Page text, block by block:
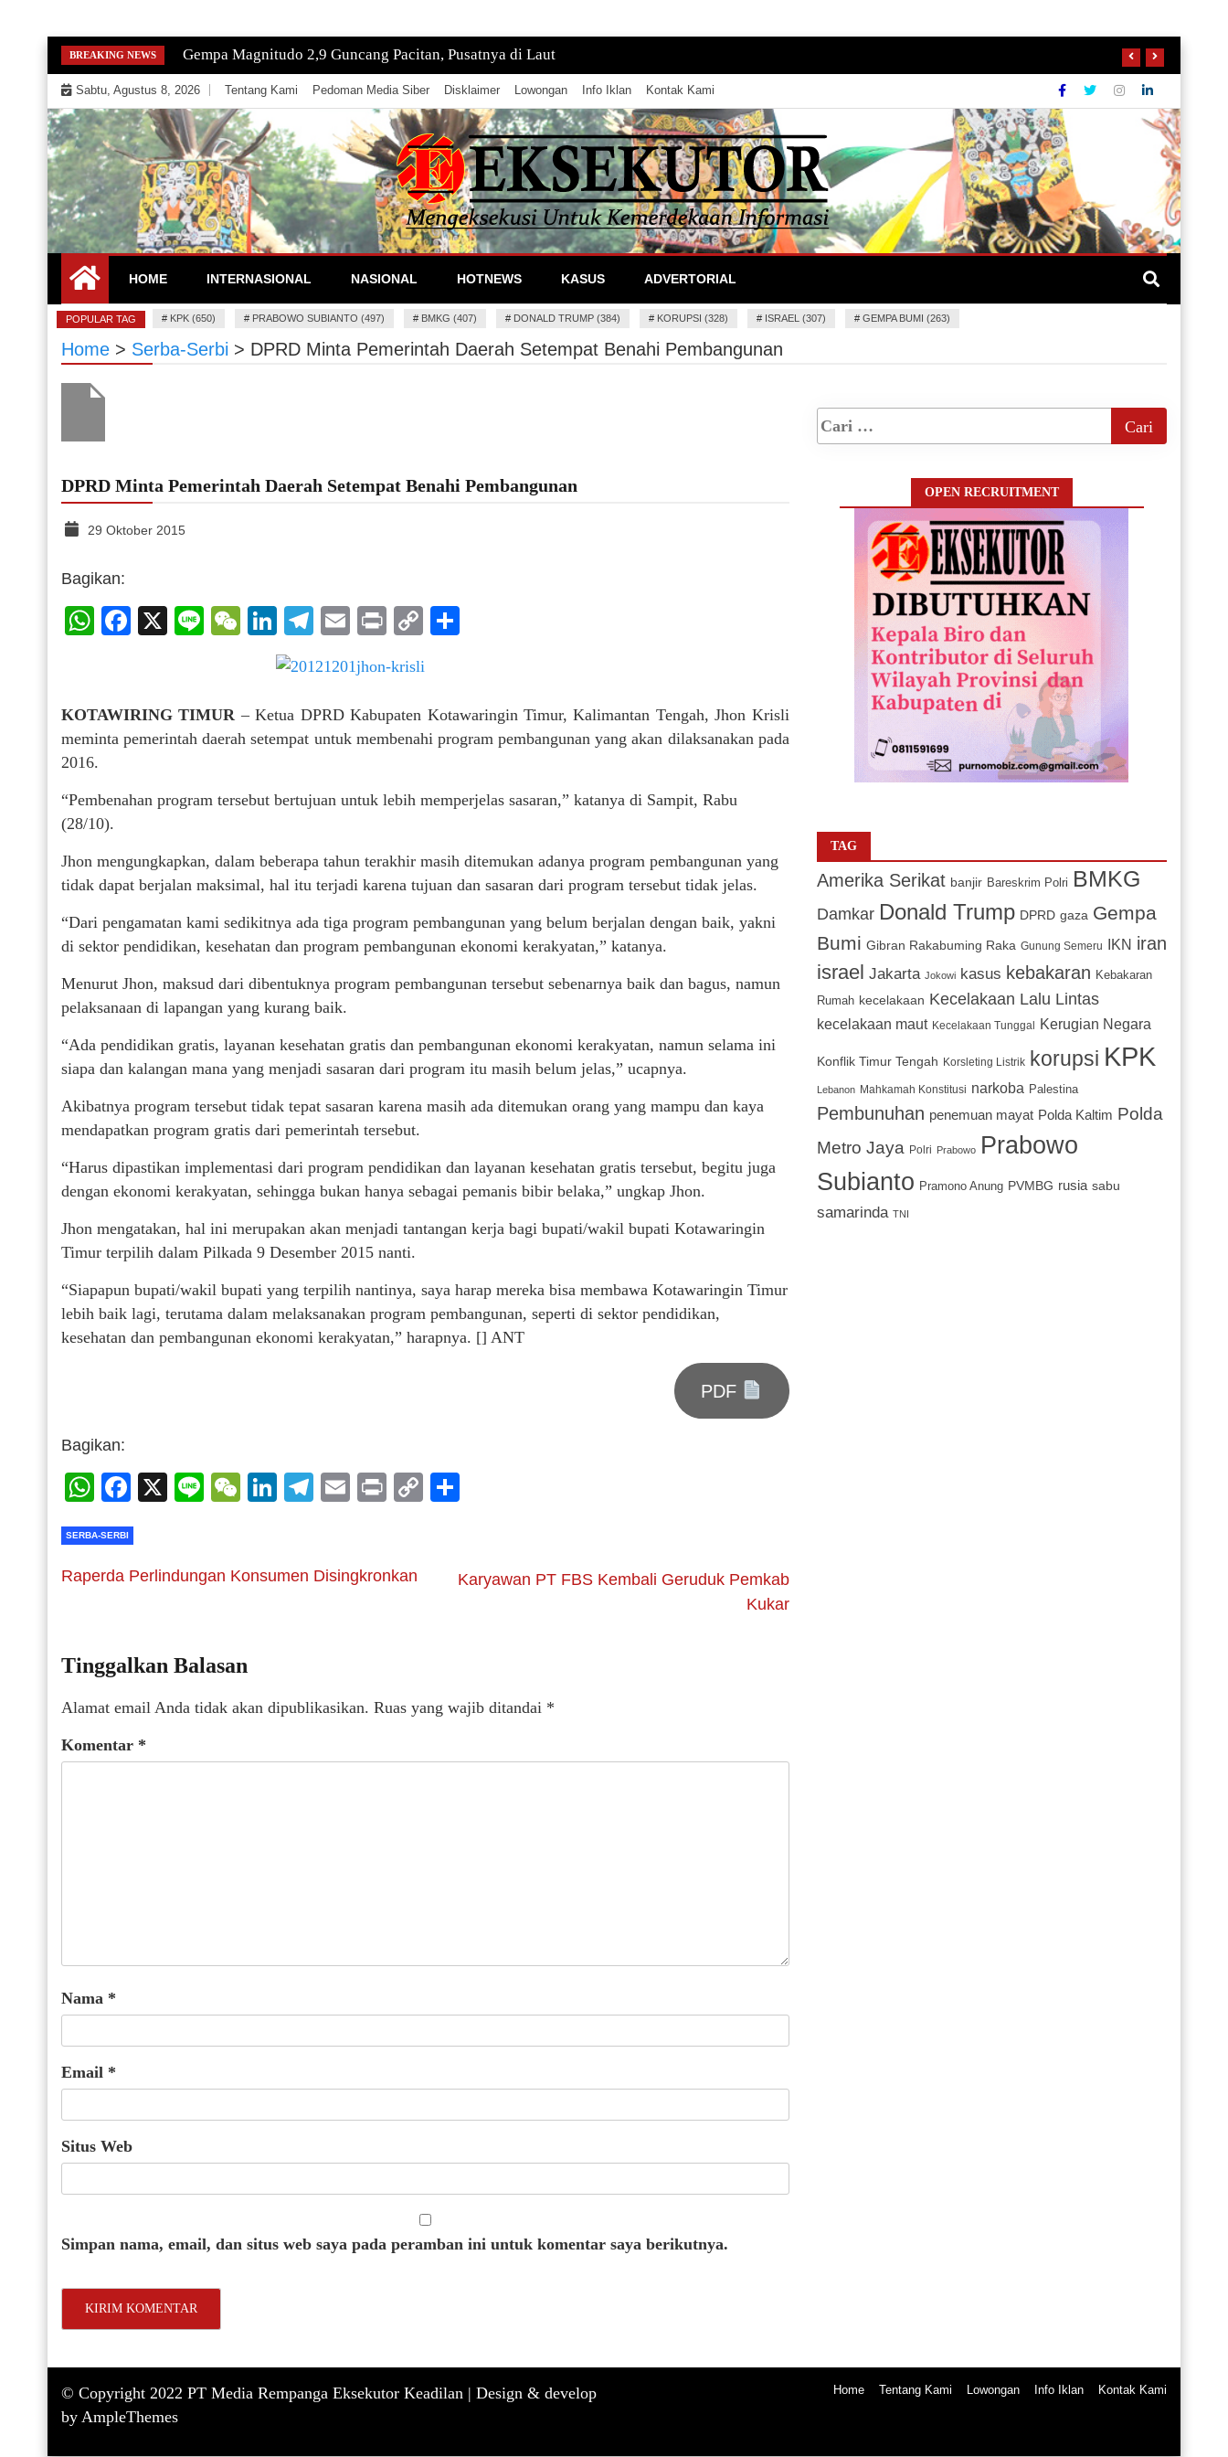
Skip
to
content
BREAKING NEWS Gempa Magnitudo 2,9 Guncang Pacitan, Pusatnya di Laut
Sabtu, Agustus 8, 2026 Tentang Kami Pedoman Media Siber Disklaimer Lowongan Info Iklan Kontak Kami
EKSEKUTOR
Mengeksekusi Berita Untuk Kemerdekaan dan Keadilan Informasi
HOME INTERNASIONAL NASIONAL HOTNEWS KASUS ADVERTORIAL
POPULAR TAG # KPK (650) # PRABOWO SUBIANTO (497) # BMKG (407) # DONALD TRUMP (384) # KORUPSI (328) # ISRAEL (307) # GEMPA BUMI (263)
Home > Serba-Serbi > DPRD Minta Pemerintah Daerah Setempat Benahi Pembangunan
DPRD Minta Pemerintah Daerah Setempat Benahi Pembangunan
29 Oktober 2015
Bagikan:
WhatsApp
Facebook
X LineWeChat
LinkedIn
Telegram
EmailPrintCopy
KOTAWIRING TIMUR – Ketua DPRD Kabupaten Kotawaringin Timur, Kalimantan Tengah, Jhon Krisli
meminta pemerintah daerah setempat untuk membenahi program pembangunan yang akan dilaksanakan pada
2016.
“Pembenahan program tersebut bertujuan untuk lebih memperjelas sasaran,” katanya di Sampit, Rabu
(28/10).
Jhon mengungkapkan, dalam beberapa tahun terakhir masih ditemukan adanya program pembangunan yang
tidak dapat berjalan maksimal, hal itu terjadi karena tujuan dan sasaran dari program tersebut tidak jelas.
“Dari pengamatan kami sedikitnya ada tiga program pembangunan yang belum berjalan dengan baik, yakni
di sektor pendidikan, kesehatan dan program pembangunan ekonomi kerakyatan,” katanya.
Menurut Jhon, maksud dari dibentuknya program pembangunan tersebut sebenarnya baik dan bagus, namun
pelaksanaan di lapangan yang kurang baik.
“Ada pendidikan gratis, layanan kesehatan gratis dan pembangunan ekonomi kerakyatan, namun selama ini
siapa dan kalangan mana yang menjadi sasaran dari program itu masih belum jelas,” ucapnya.
Akibatnya program tersebut tidak tepat sasaran karena masih ada ditemukan orang yang mampu dan kaya
mendapatkan program gratis dari pemerintah tersebut.
“Harus dipastikan implementasi dari program pendidikan dan layanan kesehatan gratis tersebut, begitu juga
dengan ekonomi kerakyatan, sehingga bukan hanya sebagai pemanis bibir belaka,” ungkap Jhon.
Jhon mengatakan, hal ini merupakan akan menjadi tantangan kerja bagi bupati/wakil bupati Kotawaringin
Timur terpilih dalam Pilkada 9 Desember 2015 nanti.
“Siapapun bupati/wakil bupati yang terpilih nantinya, saya harap mereka bisa membawa Kotawaringin Timur
lebih baik lagi, terutama dalam melaksanakan program pembangunan, seperti di sektor pendidikan,
kesehatan dan pembangunan ekonomi kerakyatan,” harapnya. [] ANT
PDF
Bagikan:
WhatsApp
Facebook
X LineWeChat
LinkedIn
Telegram
EmailPrintCopy
SERBA-SERBI
Raperda Perlindungan Konsumen Disingkronkan
Karyawan PT FBS Kembali Geruduk Pemkab
Kukar
Tinggalkan Balasan
Alamat email Anda tidak akan dipublikasikan. Ruas yang wajib ditandai *
Komentar *
Nama *
Email *
Situs Web
Simpan nama, email, dan situs web saya pada peramban ini untuk komentar saya berikutnya.
OPEN RECRUITMENT
TAG
Amerika Serikat banjir Bareskrim Polri BMKG
Damkar Donald Trump DPRD gaza Gempa
Bumi Gibran Rakabuming Raka Gunung Semeru IKN iran
israel Jakarta Jokowi kasus kebakaran Kebakaran
Rumah kecelakaan Kecelakaan Lalu Lintas
kecelakaan maut Kecelakaan Tunggal Kerugian Negara
Konflik Timur Tengah Korsleting Listrik korupsi KPK
Lebanon Mahkamah Konstitusi narkoba Palestina
Pembunuhan penemuan mayat Polda Kaltim Polda
Metro Jaya
Polri Prabowo
Prabowo
Subianto Pramono Anung PVMBG rusia sabu
samarinda TNI
© Copyright 2022 PT Media Rempanga Eksekutor Keadilan | Design & develop
by AmpleThemes
Home Tentang Kami Lowongan Info Iklan Kontak Kami